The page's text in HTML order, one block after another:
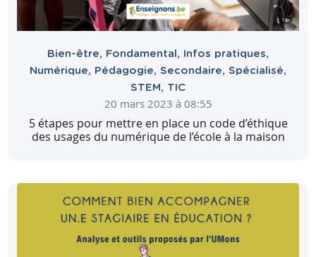
Bien-être, Fondamental, Infos pratiques,
Numérique, Pédagogie, Secondaire, Spécialisé,
STEM, TIC
20 mars 2023 à 08:55
5 étapes pour mettre en place un code d’éthique
des usages du numérique de l’école à la maison